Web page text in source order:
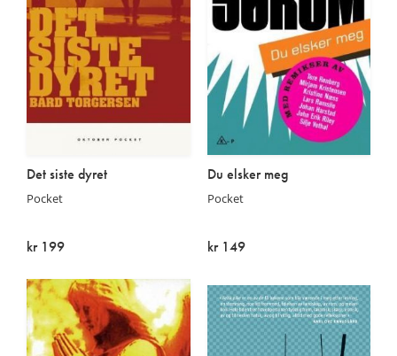
Det siste dyret
Pocket
kr 199
Du elsker meg
Pocket
kr 149